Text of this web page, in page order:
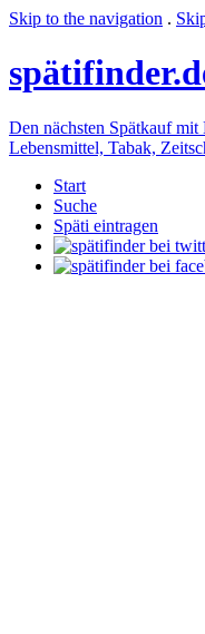
Skip to the navigation .
späti
Den nächsten Spätkauf
Lebensmittel, Tabak,
Start
Suche
Späti eintragen